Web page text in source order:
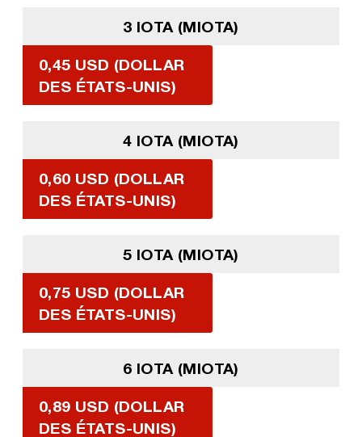
3 IOTA (MIOTA)
0,45 USD (DOLLAR
DES ÉTATS-UNIS)
4 IOTA (MIOTA)
0,60 USD (DOLLAR
DES ÉTATS-UNIS)
5 IOTA (MIOTA)
0,75 USD (DOLLAR
DES ÉTATS-UNIS)
6 IOTA (MIOTA)
0,89 USD (DOLLAR
DES ÉTATS-UNIS)